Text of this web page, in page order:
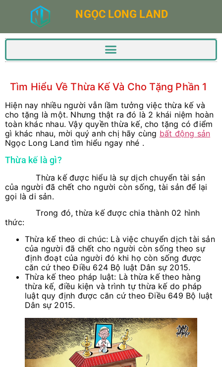
NGỌC LONG LAND
Tìm Hiểu Về Thừa Kế Và Cho Tặng Phần 1
Hiện nay nhiều người vẫn lầm tưởng việc thừa kế và
cho tặng là một. Nhưng thật ra đó là 2 khái niệm hoàn
toàn khác nhau. Vậy quyền thừa kế, cho tặng có điểm
gì khác nhau, mời quý anh chị hãy cùng bất động sản
Ngọc Long Land tìm hiểu ngay nhé .
Thừa kế là gì?
Thừa kế được hiểu là sự dịch chuyển tài sản
của người đã chết cho người còn sống, tài sản để lại
gọi là di sản.
Trong đó, thừa kế được chia thành 02 hình
thức:
Thừa kế theo di chúc: Là việc chuyển dịch tài sản
của người đã chết cho người còn sống theo sự
định đoạt của người đó khi họ còn sống được
căn cứ theo Điều 624 Bộ luật Dân sự 2015.
Thừa kế theo pháp luật: Là thừa kế theo hàng
thừa kế, điều kiện và trình tự thừa kế do pháp
luật quy định được căn cứ theo Điều 649 Bộ luật
Dân sự 2015.